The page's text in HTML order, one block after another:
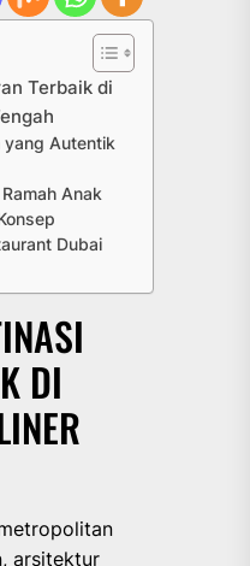
Terbaik di
yang Autentik
Anak
Dubai
DI
arsitektur